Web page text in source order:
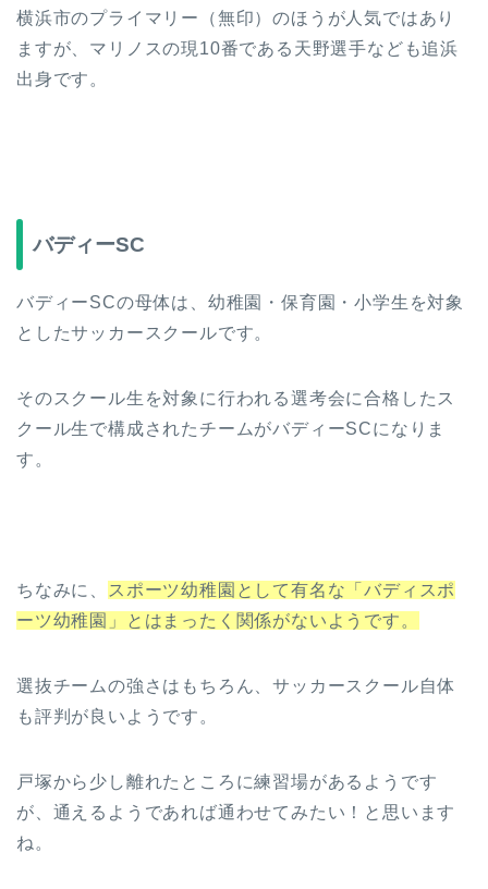
横浜市のプライマリー（無印）のほうが人気ではあり
ますが、マリノスの現10番である天野選手なども追浜
出身です。
バディーSC
バディーSCの母体は、幼稚園・保育園・小学生を対象
としたサッカースクールです。
そのスクール生を対象に行われる選考会に合格したス
クール生で構成されたチームがバディーSCになりま
す。
ちなみに、
スポーツ幼稚園として有名な「バディスポ
ーツ幼稚園」とはまったく関係がないようです。
選抜チームの強さはもちろん、サッカースクール自体
も評判が良いようです。
戸塚から少し離れたところに練習場があるようです
が、通えるようであれば通わせてみたい！と思います
ね。